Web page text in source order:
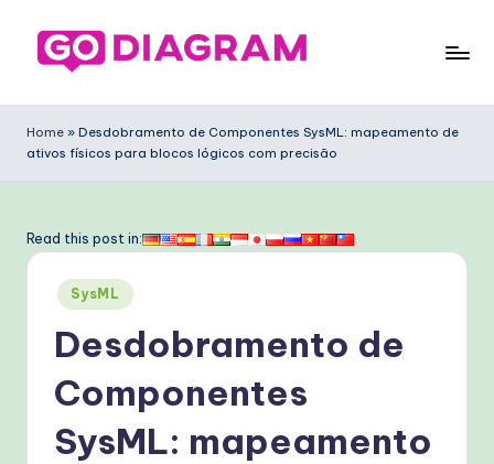
o
D
g
ra
m
rt
Home » Desdobramento de Componentes SysML: mapeamento de
ativos físicos para blocos lógicos com precisão
Read this post in:
Posted
in
SysML
Desdobramento de
Componentes
SysML: mapeamento